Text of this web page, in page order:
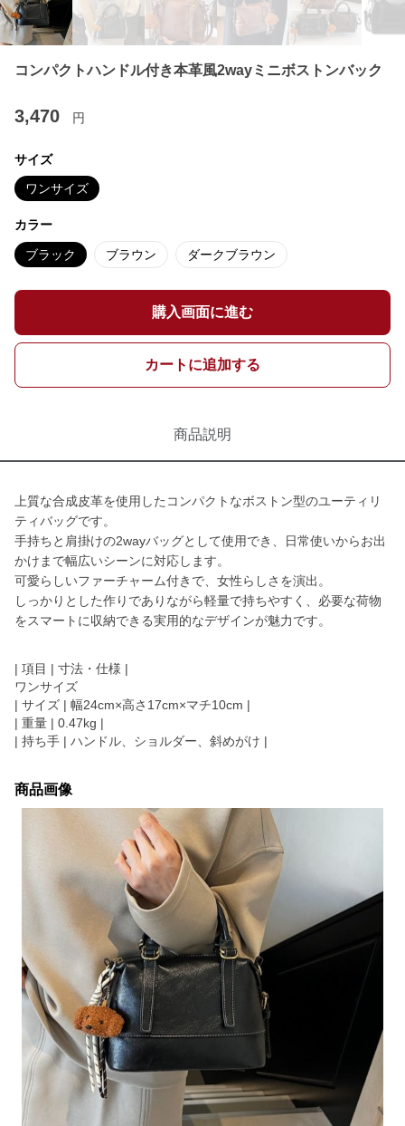
コンパクトハンドル付き本革風2wayミニボストンバック
3,470 円
サイズ
ワンサイズ
カラー
ブラック ブラウン ダークブラウン
購入画面に進む
カートに追加する
商品説明
上質な合成皮革を使用したコンパクトなボストン型のユーティリ
ティバッグです。
手持ちと肩掛けの2wayバッグとして使用でき、日常使いからお出
かけまで幅広いシーンに対応します。
可愛らしいファーチャーム付きで、女性らしさを演出。
しっかりとした作りでありながら軽量で持ちやすく、必要な荷物
をスマートに収納できる実用的なデザインが魅力です。
| 項目 | 寸法・仕様 |
ワンサイズ
| サイズ | 幅24cm×高さ17cm×マチ10cm |
| 重量 | 0.47kg |
| 持ち手 | ハンドル、ショルダー、斜めがけ |
商品画像